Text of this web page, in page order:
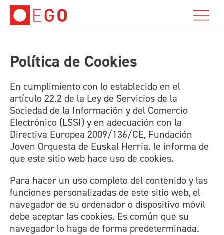
Política de Cookies
En cumplimiento con lo establecido en el
artículo 22.2 de la Ley de Servicios de la
Sociedad de la Información y del Comercio
Electrónico (LSSI) y en adecuación con la
Directiva Europea 2009/136/CE, Fundación
Joven Orquesta de Euskal Herria. le informa de
que este sitio web hace uso de cookies.
Para hacer un uso completo del contenido y las
funciones personalizadas de este sitio web, el
navegador de su ordenador o dispositivo móvil
debe aceptar las cookies. Es común que su
navegador lo haga de forma predeterminada.